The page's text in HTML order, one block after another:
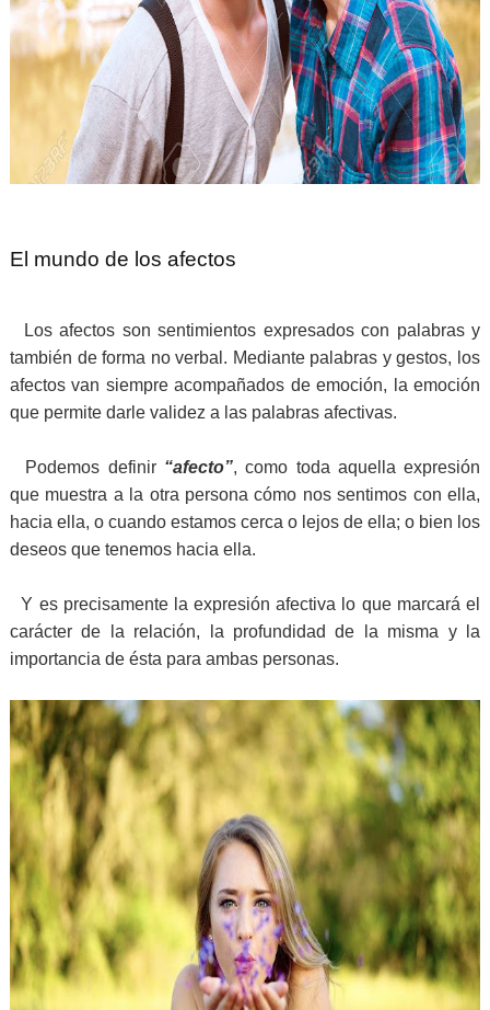
El mundo de los afectos
Los afectos son sentimientos expresados con palabras y
también de forma no verbal. Mediante palabras y gestos, los
afectos van siempre acompañados de emoción, la emoción
que permite darle validez a las palabras afectivas.
Podemos definir“afecto”, como toda aquella expresión
que muestra a la otra persona cómo nos sentimos con ella,
hacia ella, o cuando estamos cerca o lejos de ella; o bien los
deseos que tenemos hacia ella.
Y es precisamente la expresión afectiva lo que marcará el
carácter de la relación, la profundidad de la misma y la
importancia de ésta para ambas personas.